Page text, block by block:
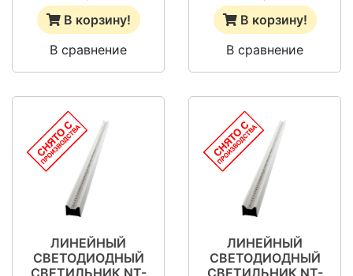
В корзину!
В сравнение
В корзину!
В сравнение
ЛИНЕЙНЫЙ
СВЕТОДИОДНЫЙ
СВЕТИЛЬНИК NT-
ЛИНЕЙНЫЙ
СВЕТОДИОДНЫЙ
СВЕТИЛЬНИК NT-